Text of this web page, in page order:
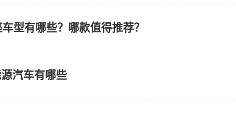
型有哪些？哪款值得推荐？
汽车有哪些